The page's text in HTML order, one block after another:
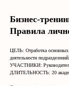
Бизнес-
Правила
ЦЕЛЬ: Отработка основных
деятельности подразделений.
УЧАСТНИКИ: Руководители
ДЛИТЕЛЬНОСТЬ: 20